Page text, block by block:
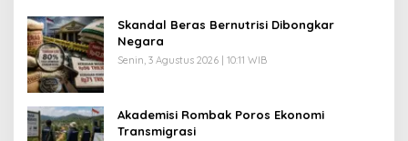
Skandal Beras Bernutrisi Dibongkar
Negara
Senin, 3 Agustus 2026 | 10:11 WIB
Akademisi Rombak Poros Ekonomi
Transmigrasi